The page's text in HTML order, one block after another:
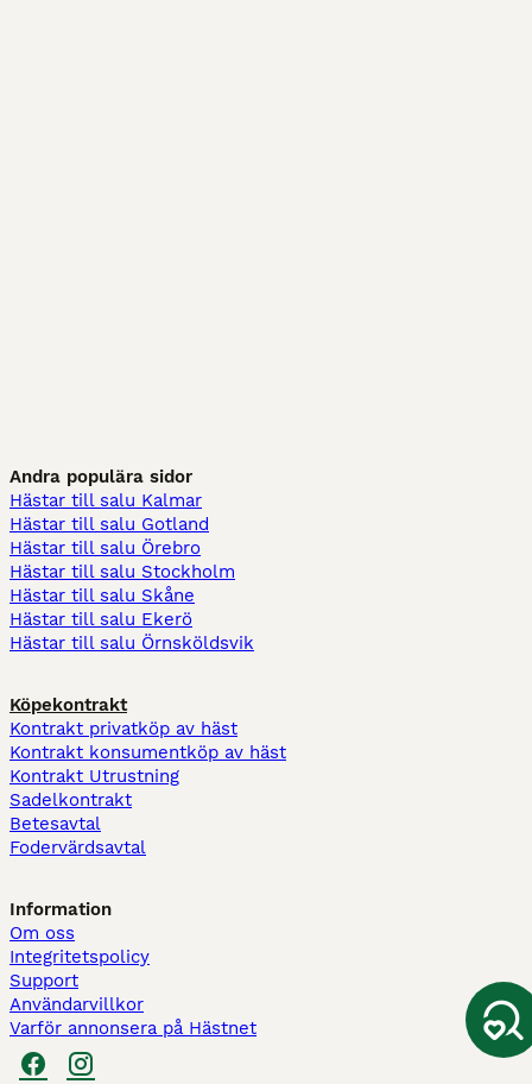
Andra populära sidor
Hästar till salu Kalmar
Hästar till salu Gotland
Hästar till salu Örebro
Hästar till salu Stockholm
Hästar till salu Skåne
Hästar till salu Ekerö
Hästar till salu Örnsköldsvik
Köpekontrakt
Kontrakt privatköp av häst
Kontrakt konsumentköp av häst
Kontrakt Utrustning
Sadelkontrakt
Betesavtal
Fodervärdsavtal
Information
Om oss
Integritetspolicy
Support
Användarvillkor
Varför annonsera på Hästnet